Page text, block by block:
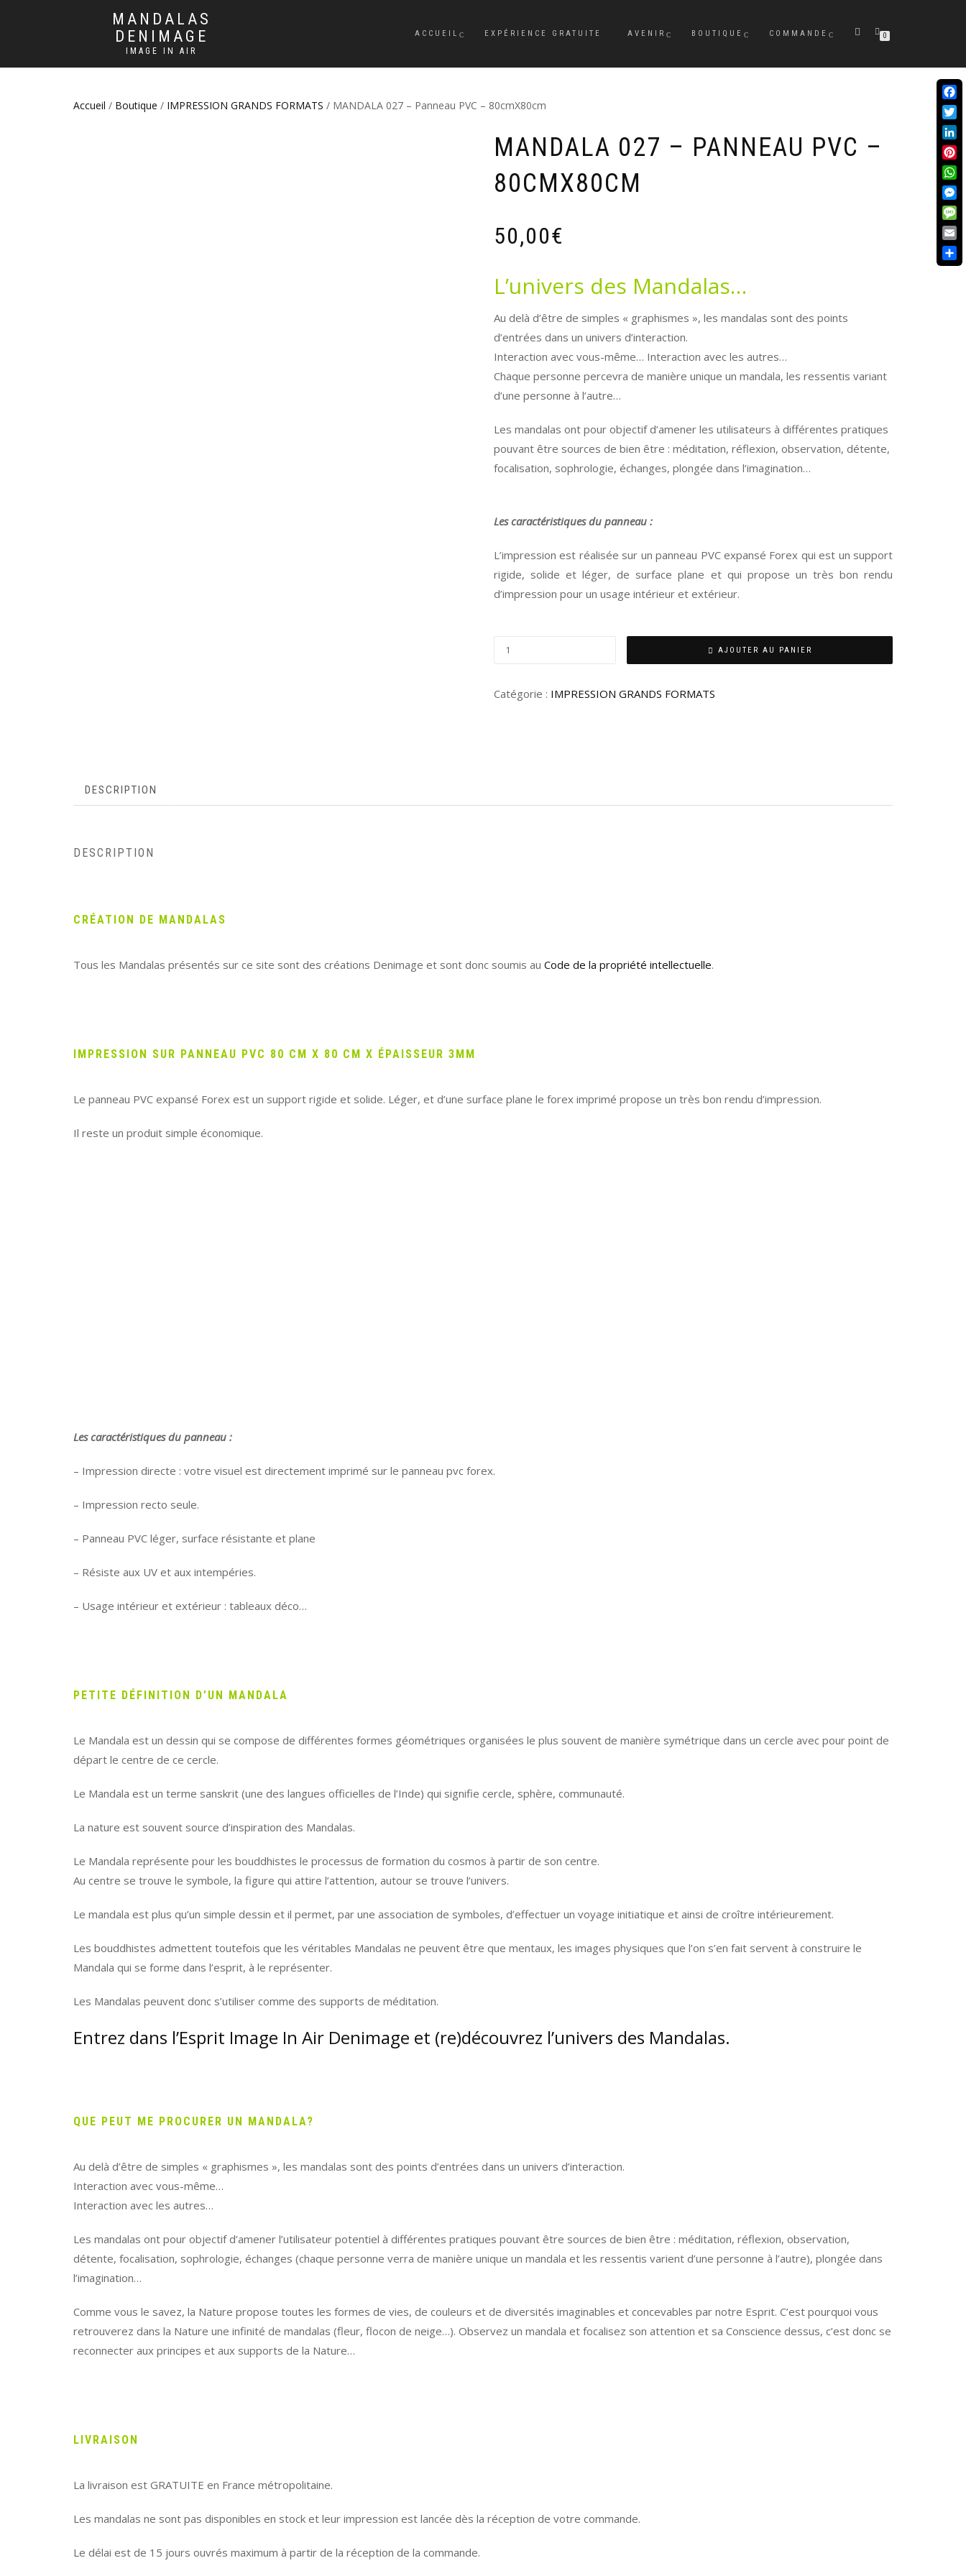
MANDALAS
DENIMAGE
IMAGE IN AIR
ACCUEIL EXPÉRIENCE GRATUITE AVENIR BOUTIQUE COMMANDE 0
Accueil / Boutique / IMPRESSION GRANDS FORMATS / MANDALA 027 – Panneau PVC – 80cmX80cm
MANDALA 027 – PANNEAU PVC –
80CMX80CM
50,00€
L’univers des Mandalas…
Au delà d’être de simples « graphismes », les mandalas sont des points
d’entrées dans un univers d’interaction.
Interaction avec vous-même… Interaction avec les autres…
Chaque personne percevra de manière unique un mandala, les ressentis variant
d’une personne à l’autre…
Les mandalas ont pour objectif d’amener les utilisateurs à différentes pratiques
pouvant être sources de bien être : méditation, réflexion, observation, détente,
focalisation, sophrologie, échanges, plongée dans l’imagination…
Les caractéristiques du panneau :
L’impression est réalisée sur un panneau PVC expansé Forex qui est un support
rigide, solide et léger, de surface plane et qui propose un très bon rendu
d’impression pour un usage intérieur et extérieur.
AJOUTER AU PANIER
Catégorie : IMPRESSION GRANDS FORMATS
DESCRIPTION
DESCRIPTION
CRÉATION DE MANDALAS
Tous les Mandalas présentés sur ce site sont des créations Denimage et sont donc soumis au Code de la propriété intellectuelle.
IMPRESSION SUR PANNEAU PVC 80 CM X 80 CM X ÉPAISSEUR 3MM
Le panneau PVC expansé Forex est un support rigide et solide. Léger, et d’une surface plane le forex imprimé propose un très bon rendu d’impression.
Il reste un produit simple économique.
Les caractéristiques du panneau :
– Impression directe : votre visuel est directement imprimé sur le panneau pvc forex.
– Impression recto seule.
– Panneau PVC léger, surface résistante et plane
– Résiste aux UV et aux intempéries.
– Usage intérieur et extérieur : tableaux déco…
PETITE DÉFINITION D’UN MANDALA
Le Mandala est un dessin qui se compose de différentes formes géométriques organisées le plus souvent de manière symétrique dans un cercle avec pour point de
départ le centre de ce cercle.
Le Mandala est un terme sanskrit (une des langues officielles de l’Inde) qui signifie cercle, sphère, communauté.
La nature est souvent source d’inspiration des Mandalas.
Le Mandala représente pour les bouddhistes le processus de formation du cosmos à partir de son centre.
Au centre se trouve le symbole, la figure qui attire l’attention, autour se trouve l’univers.
Le mandala est plus qu’un simple dessin et il permet, par une association de symboles, d’effectuer un voyage initiatique et ainsi de croître intérieurement.
Les bouddhistes admettent toutefois que les véritables Mandalas ne peuvent être que mentaux, les images physiques que l’on s’en fait servent à construire le
Mandala qui se forme dans l’esprit, à le représenter.
Les Mandalas peuvent donc s’utiliser comme des supports de méditation.
Entrez dans l’Esprit Image In Air Denimage et (re)découvrez l’univers des Mandalas.
QUE PEUT ME PROCURER UN MANDALA?
Au delà d’être de simples « graphismes », les mandalas sont des points d’entrées dans un univers d’interaction.
Interaction avec vous-même…
Interaction avec les autres…
Les mandalas ont pour objectif d’amener l’utilisateur potentiel à différentes pratiques pouvant être sources de bien être : méditation, réflexion, observation,
détente, focalisation, sophrologie, échanges (chaque personne verra de manière unique un mandala et les ressentis varient d’une personne à l’autre), plongée dans
l’imagination…
Comme vous le savez, la Nature propose toutes les formes de vies, de couleurs et de diversités imaginables et concevables par notre Esprit. C’est pourquoi vous
retrouverez dans la Nature une infinité de mandalas (fleur, flocon de neige…). Observez un mandala et focalisez son attention et sa Conscience dessus, c’est donc se
reconnecter aux principes et aux supports de la Nature…
LIVRAISON
La livraison est GRATUITE en France métropolitaine.
Les mandalas ne sont pas disponibles en stock et leur impression est lancée dès la réception de votre commande.
Le délai est de 15 jours ouvrés maximum à partir de la réception de la commande.